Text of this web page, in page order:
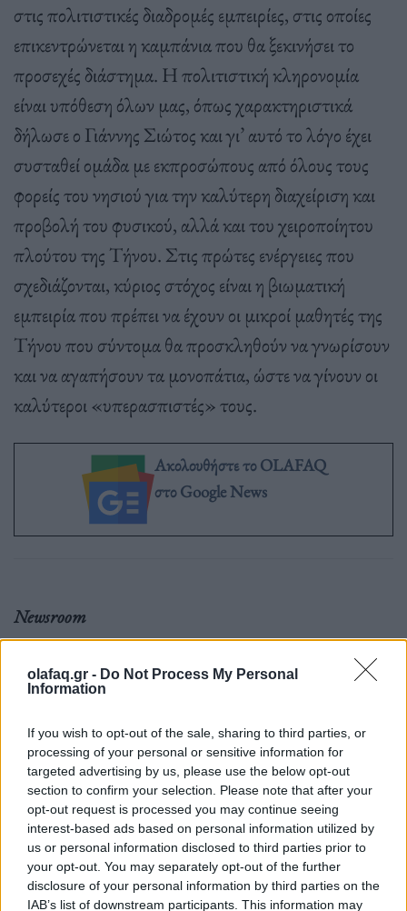
olafaq.gr - Do Not Process My Personal
Information
If you wish to opt-out of the sale, sharing to third parties, or
processing of your personal or sensitive information for
targeted advertising by us, please use the below opt-out
section to confirm your selection. Please note that after your
opt-out request is processed you may continue seeing
interest-based ads based on personal information utilized by
us or personal information disclosed to third parties prior to
your opt-out. You may separately opt-out of the further
disclosure of your personal information by third parties on the
IAB’s list of downstream participants. This information may
στις πολιτιστικές διαδρομές εμπειρίες, στις οποίες
επικεντρώνεται η καμπάνια που θα ξεκινήσει το
προσεχές διάστημα. Η πολιτιστική κληρονομία
είναι υπόθεση όλων μας, όπως χαρακτηριστικά
δήλωσε ο Γιάννης Σιώτος και γι’ αυτό το λόγο έχει
συσταθεί ομάδα με εκπροσώπους από όλους τους
φορείς του νησιού για την καλύτερη διαχείριση και
προβολή του φυσικού, αλλά και του χειροποίητου
πλούτου της Τήνου. Στις πρώτες ενέργειες που
σχεδιάζονται, κύριος στόχος είναι η βιωματική
εμπειρία που πρέπει να έχουν οι μικροί μαθητές της
Τήνου που σύντομα θα προσκληθούν να γνωρίσουν
και να αγαπήσουν τα μονοπάτια, ώστε να γίνουν οι
καλύτεροι «υπερασπιστές» τους.
Ακολουθήστε το OLAFAQ
στο Google News
Newsroom
Ετικέτες :Αιγαίο,
Δείτε επίσης